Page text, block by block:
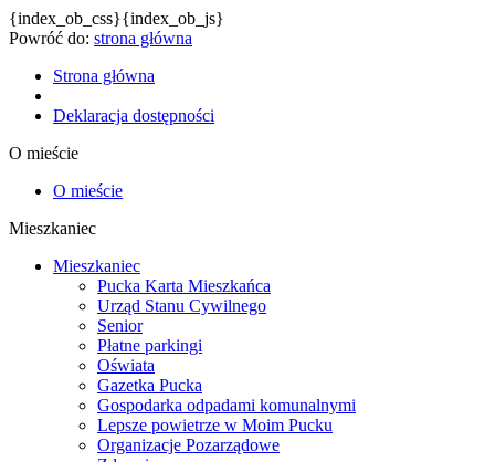
{index_ob_css}{index_ob_js}
Powróć do: strona główna
Strona główna
Deklaracja dostępności
O mieście
O mieście
Mieszkaniec
Mieszkaniec
Pucka Karta Mieszkańca
Urząd Stanu Cywilnego
Senior
Płatne parkingi
Oświata
Gazetka Pucka
Gospodarka odpadami komunalnymi
Lepsze powietrze w Moim Pucku
Organizacje Pozarządowe